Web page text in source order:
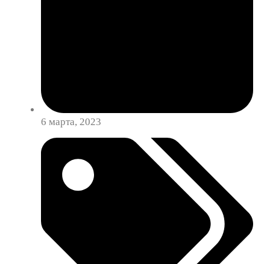
6 марта, 2023